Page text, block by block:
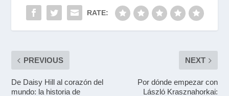
RATE:
PREVIOUS
De Daisy Hill al corazón del
mundo: la historia de
NEXT
Por dónde empezar con
László Krasznahorkai: